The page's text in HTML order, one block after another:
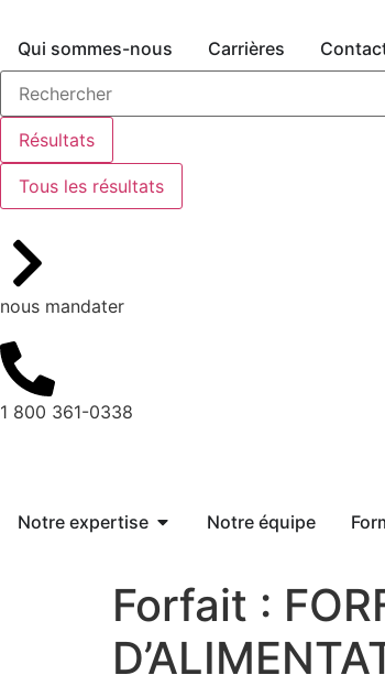
Qui sommes-nous Carrières
Résultats
Tous les résultats
nous mandater
1 800 361-0338
Notre expertise Notre équipe
Forfait :